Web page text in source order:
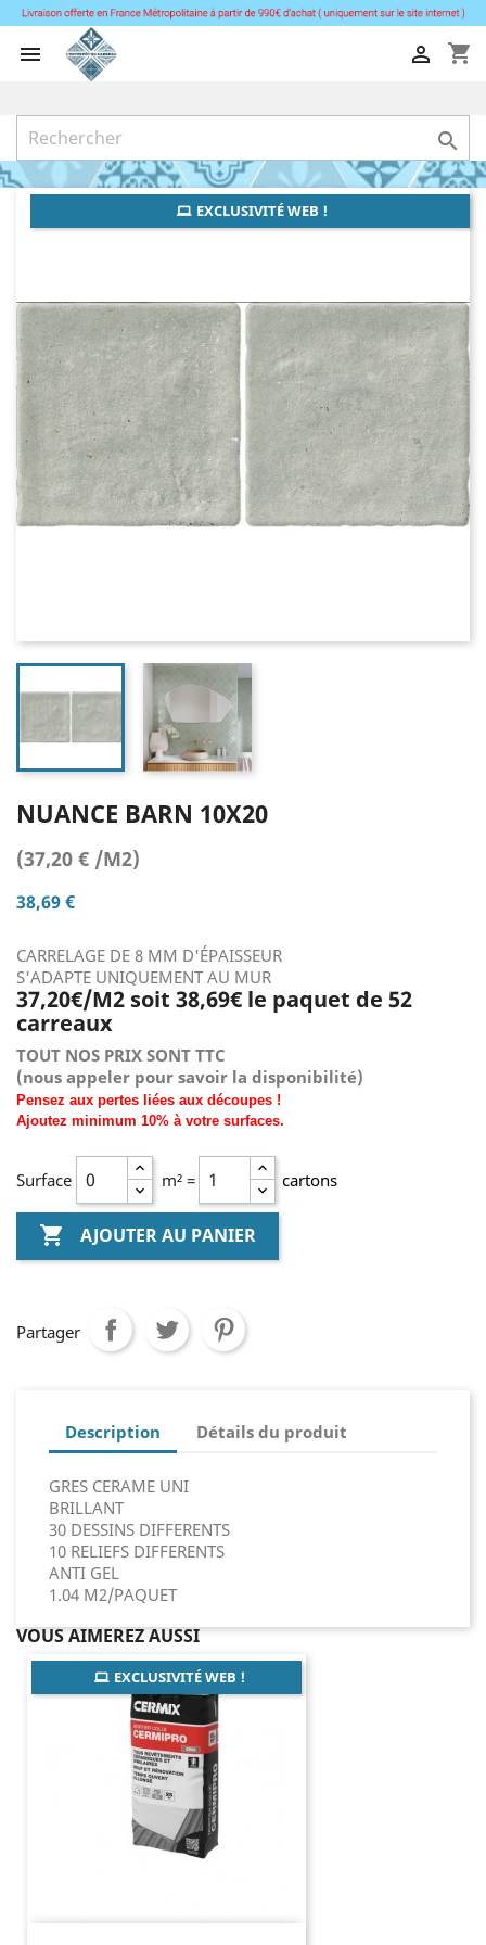
 shopping_cart


EXCLUSIVITÉ WEB !
NUANCE BARN 10X20
(37,20 € /M2)
38,69 €
CARRELAGE DE 8 MM D'ÉPAISSEUR
S'ADAPTE UNIQUEMENT AU MUR
37,20€/M2 soit 38,69€ le paquet de 52
carreaux
TOUT NOS PRIX SONT TTC
(nous appeler pour savoir la disponibilité)
Pensez aux pertes liées aux découpes !
Ajoutez minimum 10% à votre surfaces.
Surface m² = cartons
 AJOUTER AU PANIER
Partager
Description Détails du produit
GRES CERAME UNI
BRILLANT
30 DESSINS DIFFERENTS
10 RELIEFS DIFFERENTS
ANTI GEL
1.04 M2/PAQUET
VOUS AIMEREZ AUSSI
EXCLUSIVITÉ WEB !